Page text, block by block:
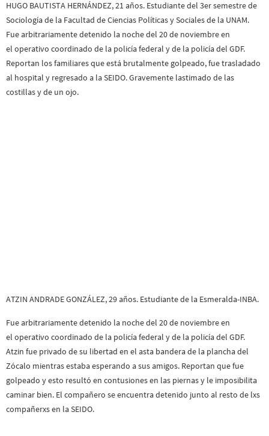
HUGO BAUTISTA HERNÁNDEZ, 21 años. Estudiante del 3er semestre de
Sociología de la Facultad de Ciencias Políticas y Sociales de la UNAM.
Fue arbitrariamente detenido la noche del 20 de noviembre en
el operativo coordinado de la policía federal y de la policía del GDF.
Reportan los familiares que está brutalmente golpeado, fue trasladado
al hospital y regresado a la SEIDO. Gravemente lastimado de las
costillas y de un ojo.
ATZIN ANDRADE GONZÁLEZ, 29 años. Estudiante de la Esmeralda-INBA.
Fue arbitrariamente detenido la noche del 20 de noviembre en
el operativo coordinado de la policía federal y de la policía del GDF.
Atzin fue privado de su libertad en el asta bandera de la plancha del
Zócalo mientras estaba esperando a sus amigos. Reportan que fue
golpeado y esto resultó en contusiones en las piernas y le imposibilita
caminar bien. El compañero se encuentra detenido junto al resto de lxs
compañerxs en la SEIDO.